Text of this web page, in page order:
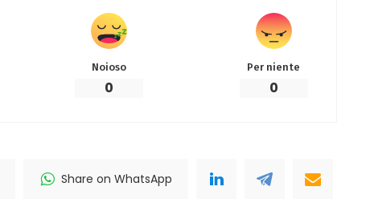
Noioso
0
Per niente
0
Share on WhatsApp